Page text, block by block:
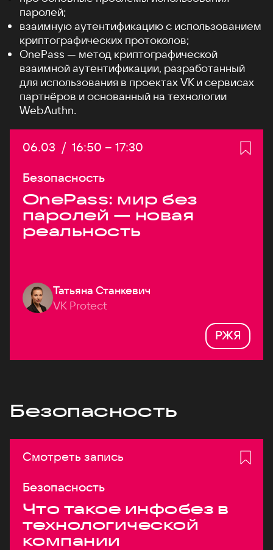
паролей;
взаимную аутентификацию с использованием
криптографических протоколов;
OnePass — метод криптографической
взаимной аутентификации, разработанный
для использования в проектах VK и сервисах
партнёров и основанный на технологии
WebAuthn.
Дата:
06.03 / Начало:
16:50 – Конец:
17:30
Безопасность
OnePass: мир без
паролей — новая
реальность
Татьяна Станкевич
VK Protect
РЖЯ
Безопасность
Смотреть запись
Безопасность
Что такое инфобез в
технологической
компании